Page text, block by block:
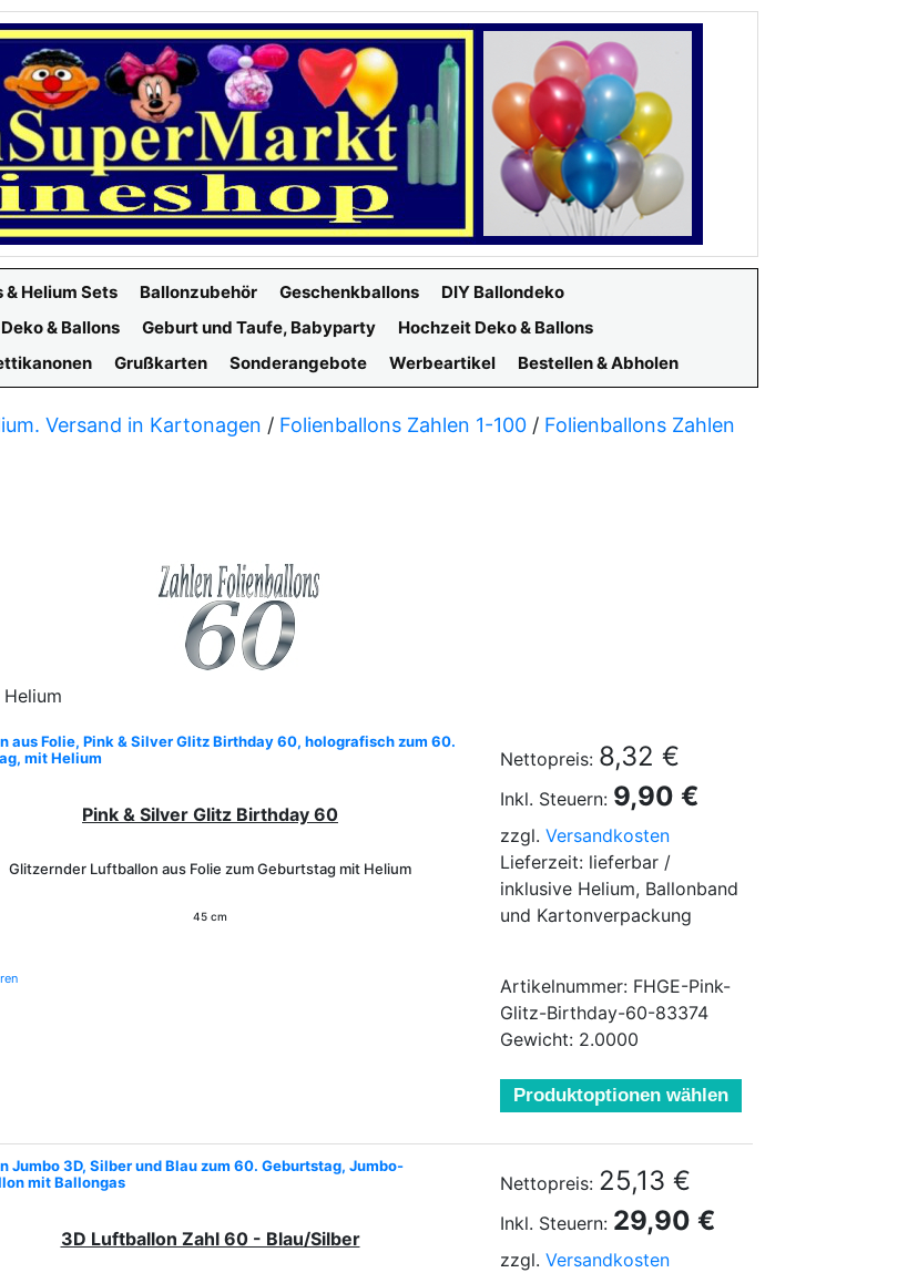
& Helium Sets Ballonzubehör Geschenkballons
DIY Ballondeko
& Ballons Geburt und Taufe, Babyparty
Hochzeit Deko & Ballons
Grußkarten Sonderangebote Werbeartikel Bestellen & Abholen
Versand in Kartonagen / Folienballons Zahlen 1-100 / Folienballons Zahlen
aus Folie, Pink & Silver Glitz Birthday 60, holografisch zum 60.
mit Helium
Pink & Silver Glitz Birthday 60
Glitzernder Luftballon aus Folie zum Geburtstag mit Helium
45 cm
Nettopreis: 8,32 €
Inkl. Steuern: 9,90 €
zzgl. Versandkosten
Lieferzeit: lieferbar /
inklusive Helium, Ballonband
und Kartonverpackung
Artikelnummer: FHGE-Pink-
Glitz-Birthday-60-83374
Gewicht: 2.0000
Produktoptionen wählen
Jumbo 3D, Silber und Blau zum 60. Geburtstag, Jumbo-
mit Ballongas
3D Luftballon Zahl 60 - Blau/Silber
Nettopreis: 25,13 €
Inkl. Steuern: 29,90 €
zzgl. Versandkosten